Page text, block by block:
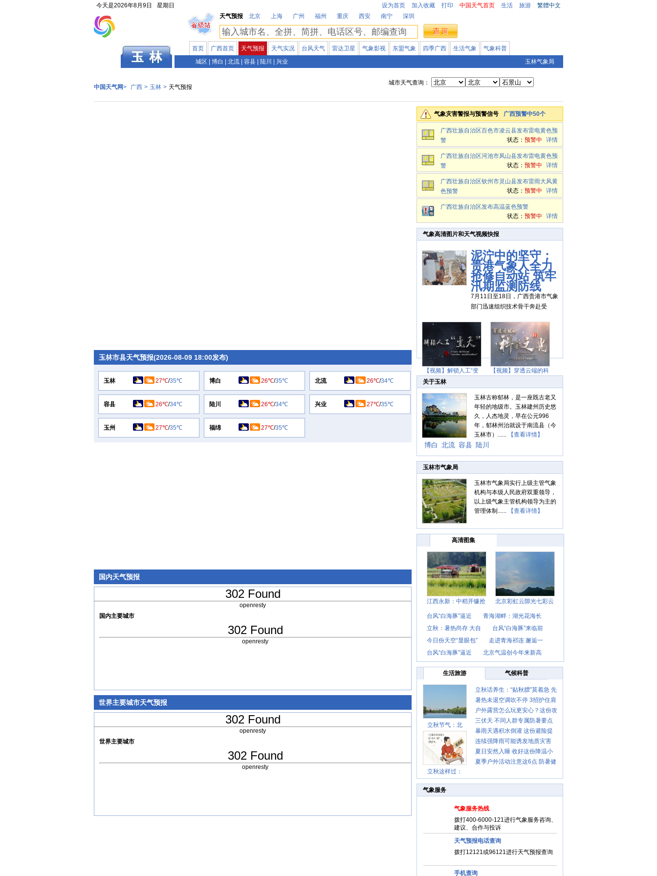
今天是2026年8月9日 星期日 设为首页 加入收藏 打印 中国天气首页 生活 旅游
繁體中文
天气预报
北京 上海 广州 福州 重庆 西安 南宁 深圳
首页 广西首页 天气预报 天气实况 台风天气 雷达卫星 气象影视 东盟气象 四季广西 生活气象
气象科普
城区
博白 北流 容县 陆川 兴业 玉林气象局
中国天气网> 广西 > 玉林 > 天气预报
城市天气查询：
玉林市县天气预报(2026-08-09 18:00发布)
玉林 27℃/35℃ 博白 26℃/35℃ 北流 26℃/34℃
容县 26℃/34℃ 陆川 26℃/34℃ 兴业 27℃/35℃
玉州 27℃/35℃ 福绵 27℃/35℃
国内天气预报
302 Found
openresty
国内主要城市
302 Found
openresty
世界主要城市天气预报
302 Found
openresty
世界主要城市
302 Found
openresty
气象灾害警报与预警信号 广西预警中50个
广西壮族自治区百色市凌云县发布雷电黄色预
警
状态： 预警中 详情
广西壮族自治区河池市凤山县发布雷电黄色预
警
状态： 预警中 详情
广西壮族自治区钦州市灵山县发布雷雨大风黄
色预警
状态： 预警中 详情
广西壮族自治区发布高温蓝色预警
状态： 预警中 详情
气象高清图片和天气视频快报
泥泞中的坚守：
贵港气象人全力
抢修自动站 筑牢
汛期监测防线
7月11日至18日，广西贵港市气象
部门迅速组织技术骨干奔赴受
【视频】解锁人工“变
【视频】穿透云端的科
关于玉林
玉林古称郁林，是一座既古老又
年轻的地级市。玉林建州历史悠
久，人杰地灵，早在公元996
年，郁林州治就设于南流县（今
玉林市）......
【查看详情】
博白 北流 容县 陆川
玉林市气象局
玉林市气象局实行上级主管气象
机构与本级人民政府双重领导，
以上级气象主管机构领导为主的
管理体制......
【查看详情】
高清图集
江西永新：中稻开镰抢 北京彩虹云隙光七彩云
台风“白海豚”逼近
青海湖畔：湖光花海长
立秋：暑热尚存 大自
台风“白海豚”来临前
今日份天空“显眼包”
走进青海祁连 邂逅一
台风“白海豚”逼近
北京气温创今年来新高
生活旅游 气候科普
立秋节气：北
立秋这样过：
立秋话养生：“贴秋膘”莫着急 先
清暑再防燥
暑热未退空调吹不停 3招护住肩
颈不酸痛
户外露营怎么玩更安心？这份攻
略请收好
三伏天 不同人群专属防暑要点
请收好
暴雨天遇积水倒灌 这份避险提
示请收好
连续强降雨可能诱发地质灾害
这些前兆要知道
夏日安然入睡 收好这份降温小
贴士
夏季户外活动注意这6点 防暑健
气象服务
气象服务热线
拨打400-6000-121进行气象服务咨询、
建议、合作与投诉
天气预报电话查询
拨打12121或96121进行天气预报查询
手机查询